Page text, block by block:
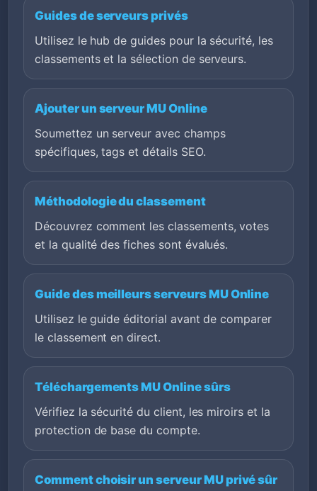
Guides de serveurs privés
Utilisez le hub de guides pour la sécurité, les
classements et la sélection de serveurs.
Ajouter un serveur MU Online
Soumettez un serveur avec champs
spécifiques, tags et détails SEO.
Méthodologie du classement
Découvrez comment les classements, votes
et la qualité des fiches sont évalués.
Guide des meilleurs serveurs MU Online
Utilisez le guide éditorial avant de comparer
le classement en direct.
Téléchargements MU Online sûrs
Vérifiez la sécurité du client, les miroirs et la
protection de base du compte.
Comment choisir un serveur MU privé sûr